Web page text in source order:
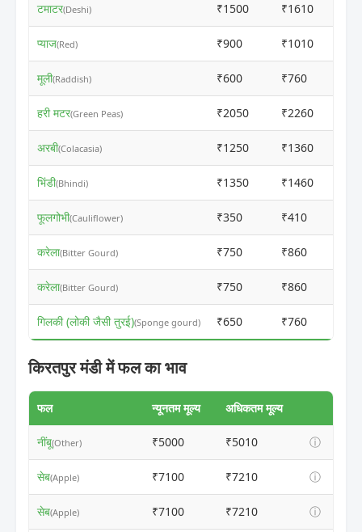
टमाटर(Deshi) ₹1500 ₹1610
प्याज(Red) ₹900 ₹1010
मूली(Raddish) ₹600 ₹760
हरी मटर(Green Peas) ₹2050 ₹2260
अरबी(Colacasia) ₹1250 ₹1360
भिंडी(Bhindi) ₹1350 ₹1460
फूलगोभी(Cauliflower) ₹350 ₹410
करेला(Bitter Gourd) ₹750 ₹860
करेला(Bitter Gourd) ₹750 ₹860
गिलकी (लोकी जैसी तुरई)(Sponge gourd) ₹650 ₹760
किरतपुर मंडी में फल का भाव
फल न्यूनतम मूल्य अधिकतम मूल्य
नींबू(Other) ₹5000 ₹5010 ⓘ
सेब(Apple) ₹7100 ₹7210 ⓘ
सेब(Apple) ₹7100 ₹7210 ⓘ